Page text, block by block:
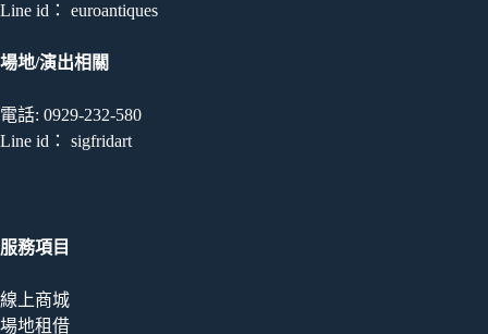
Line id： euroantiques
場地/演出相關
電話: 0929-232-580
Line id： sigfridart
服務項目
線上商城
場地租借